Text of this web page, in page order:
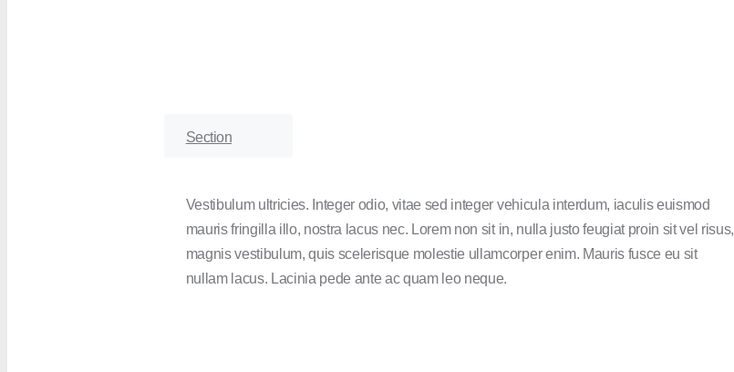
Section
Vestibulum ultricies. Integer odio, vitae sed integer vehicula interdum, iaculis euismod
mauris fringilla illo, nostra lacus nec. Lorem non sit in, nulla justo feugiat proin sit vel risus,
magnis vestibulum, quis scelerisque molestie ullamcorper enim. Mauris fusce eu sit
nullam lacus. Lacinia pede ante ac quam leo neque.